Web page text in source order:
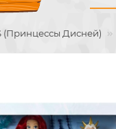
(Принцессы Дисней)